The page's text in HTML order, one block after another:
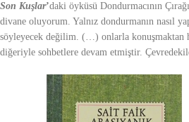
Son Kuşlar’daki öyküsü Dondurmacının
divane oluyorum. Yalnız dondurmanın nasıl
söyleyecek değilim. (…) onlarla konuşmaktan
diğeriyle sohbetlere devam etmiştir.